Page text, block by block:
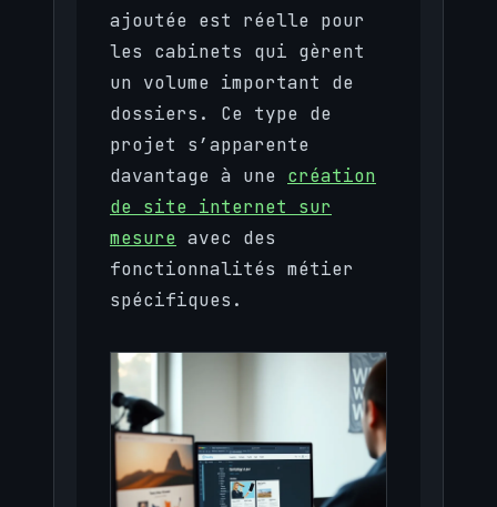
ajoutée est réelle pour
les cabinets qui gèrent
un volume important de
dossiers. Ce type de
projet s’apparente
davantage à une création
de site internet sur
mesure avec des
fonctionnalités métier
spécifiques.